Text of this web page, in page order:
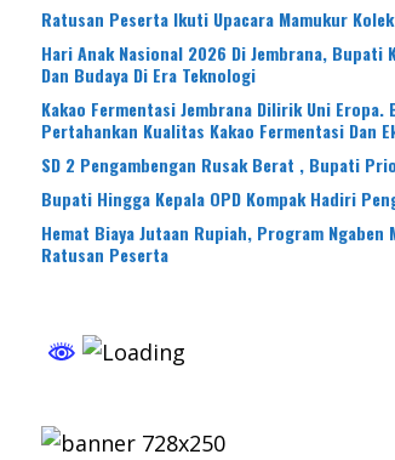
Ratusan Peserta Ikuti Upacara Mamukur
Hari Anak Nasional 2026 Di Jembrana, Bupati
Dan Budaya Di Era Teknologi
Kakao Fermentasi Jembrana Dilirik Uni
Pertahankan Kualitas Kakao Fermentasi Dan
SD 2 Pengambengan Rusak Berat , Bupati
Bupati Hingga Kepala OPD Kompak Hadiri
Hemat Biaya Jutaan Rupiah, Program
Ratusan Peserta